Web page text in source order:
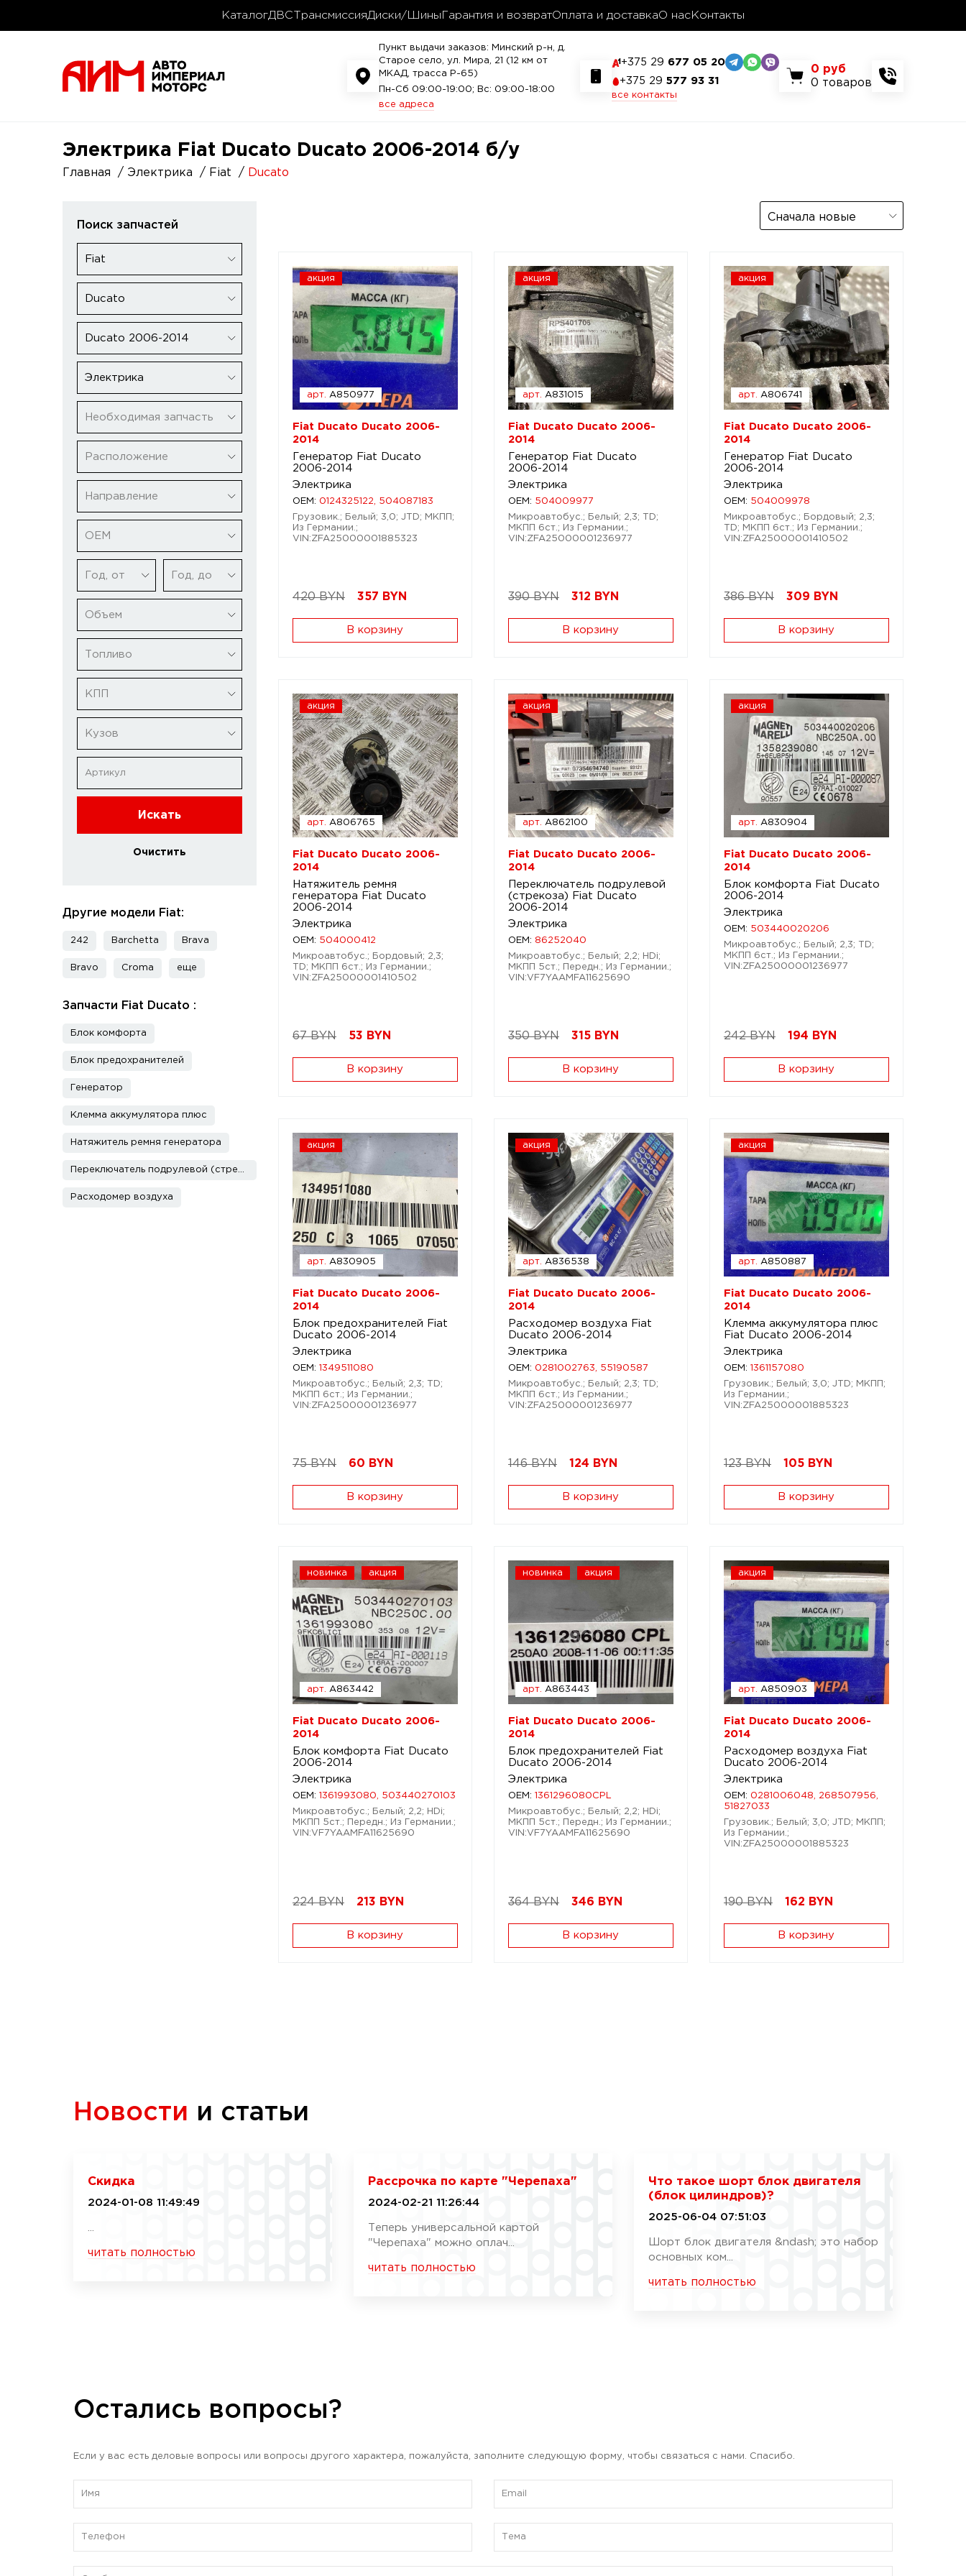
КаталогДВС ТрансмиссияДиски/Шины Гарантия и возвратОплата и доставкаО нас Контакты
Пункт выдачи заказов: Минский р-н, д.
Старое село, ул. Мира, 21 (12 км от
МКАД, трасса P-65)
Пн-Сб 09:00-19:00; Вс: 09:00-18:00
все адреса
+375 29 677 05 20
+375 29 577 93 31
все контакты
0 руб
0 товаров
Электрика Fiat Ducato Ducato 2006-2014 б/у
Главная Электрика Fiat Ducato
Поиск запчастей
Fiat
Ducato
Ducato 2006-2014
Электрика
Необходимая запчасть
Расположение
Направление
ОЕМ
Год, от Год, до
Объем
Топливо
КПП
Кузов
Искать
Очистить
Другие модели Fiat:
242 Barchetta Brava
Bravo Croma еще
Запчасти Fiat Ducato :
Блок комфорта
Блок предохранителей
Генератор
Клемма аккумулятора плюс
Натяжитель ремня генератора
Расходомер воздуха
Сначала новые
акция
арт. A850977
Fiat Ducato Ducato 2006-
2014
Генератор Fiat Ducato
2006-2014
Электрика
OEM: 0124325122, 504087183
Грузовик.; Белый; 3,0; JTD; МКПП;
Из Германии.;
VIN:ZFA25000001885323
420 BYN 357 BYN
В корзину
акция
арт. A831015
Fiat Ducato Ducato 2006-
2014
Генератор Fiat Ducato
2006-2014
Электрика
OEM: 504009977
Микроавтобус.; Белый; 2,3; TD;
МКПП 6ст.; Из Германии.;
VIN:ZFA25000001236977
390 BYN 312 BYN
В корзину
акция
арт. A806741
Fiat Ducato Ducato 2006-
2014
Генератор Fiat Ducato
2006-2014
Электрика
OEM: 504009978
Микроавтобус.; Бордовый; 2,3;
TD; МКПП 6ст.; Из Германии.;
VIN:ZFA25000001410502
386 BYN 309 BYN
В корзину
акция
арт. A806765
Fiat Ducato Ducato 2006-
2014
Натяжитель ремня
генератора Fiat Ducato
2006-2014
Электрика
OEM: 504000412
Микроавтобус.; Бордовый; 2,3;
TD; МКПП 6ст.; Из Германии.;
VIN:ZFA25000001410502
67 BYN 53 BYN
В корзину
акция
арт. A862100
Fiat Ducato Ducato 2006-
2014
Переключатель подрулевой
(стрекоза) Fiat Ducato
2006-2014
Электрика
OEM: 86252040
Микроавтобус.; Белый; 2,2; HDi;
МКПП 5ст.; Передн.; Из Германии.;
VIN:VF7YAAMFA11625690
350 BYN 315 BYN
В корзину
акция
арт. A830904
Fiat Ducato Ducato 2006-
2014
Блок комфорта Fiat Ducato
2006-2014
Электрика
OEM: 503440020206
Микроавтобус.; Белый; 2,3; TD;
МКПП 6ст.; Из Германии.;
VIN:ZFA25000001236977
242 BYN 194 BYN
В корзину
акция
арт. A830905
Fiat Ducato Ducato 2006-
2014
Блок предохранителей Fiat
Ducato 2006-2014
Электрика
OEM: 1349511080
Микроавтобус.; Белый; 2,3; TD;
МКПП 6ст.; Из Германии.;
VIN:ZFA25000001236977
75 BYN 60 BYN
В корзину
акция
арт. A836538
Fiat Ducato Ducato 2006-
2014
Расходомер воздуха Fiat
Ducato 2006-2014
Электрика
OEM: 0281002763, 55190587
Микроавтобус.; Белый; 2,3; TD;
МКПП 6ст.; Из Германии.;
VIN:ZFA25000001236977
146 BYN 124 BYN
В корзину
акция
арт. A850887
Fiat Ducato Ducato 2006-
2014
Клемма аккумулятора плюс
Fiat Ducato 2006-2014
Электрика
OEM: 1361157080
Грузовик.; Белый; 3,0; JTD; МКПП;
Из Германии.;
VIN:ZFA25000001885323
123 BYN 105 BYN
В корзину
новинка акция
арт. A863442
Fiat Ducato Ducato 2006-
2014
Блок комфорта Fiat Ducato
2006-2014
Электрика
OEM: 1361993080, 503440270103
Микроавтобус.; Белый; 2,2; HDi;
МКПП 5ст.; Передн.; Из Германии.;
VIN:VF7YAAMFA11625690
224 BYN 213 BYN
В корзину
новинка акция
арт. A863443
Fiat Ducato Ducato 2006-
2014
Блок предохранителей Fiat
Ducato 2006-2014
Электрика
OEM: 1361296080CPL
Микроавтобус.; Белый; 2,2; HDi;
МКПП 5ст.; Передн.; Из Германии.;
VIN:VF7YAAMFA11625690
364 BYN 346 BYN
В корзину
акция
арт. A850903
Fiat Ducato Ducato 2006-
2014
Расходомер воздуха Fiat
Ducato 2006-2014
Электрика
OEM: 0281006048, 268507956,
51827033
Грузовик.; Белый; 3,0; JTD; МКПП;
Из Германии.;
VIN:ZFA25000001885323
190 BYN 162 BYN
В корзину
Новости и статьи
Скидка
2024-01-08 11:49:49
читать полностью
Рассрочка по карте "Черепаха"
2024-02-21 11:26:44
Теперь универсальной картой
"Черепаха" можно оплач...
читать полностью
Что такое шорт блок двигателя
(блок цилиндров)?
2025-06-04 07:51:03
Шорт блок двигателя &ndash; это набор
основных ком...
читать полностью
Остались вопросы?
Если у вас есть деловые вопросы или вопросы другого характера, пожалуйста, заполните следующую форму, чтобы связаться с нами. Спасибо.